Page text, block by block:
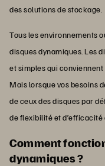
des solutions de stockage.
Tous les environnements
disques dynamiques. Les
et simples qui
Mais lorsque vos besoins
de ceux des disques par
de flexibilité et d’efficacité
Comment
dynamiques ?